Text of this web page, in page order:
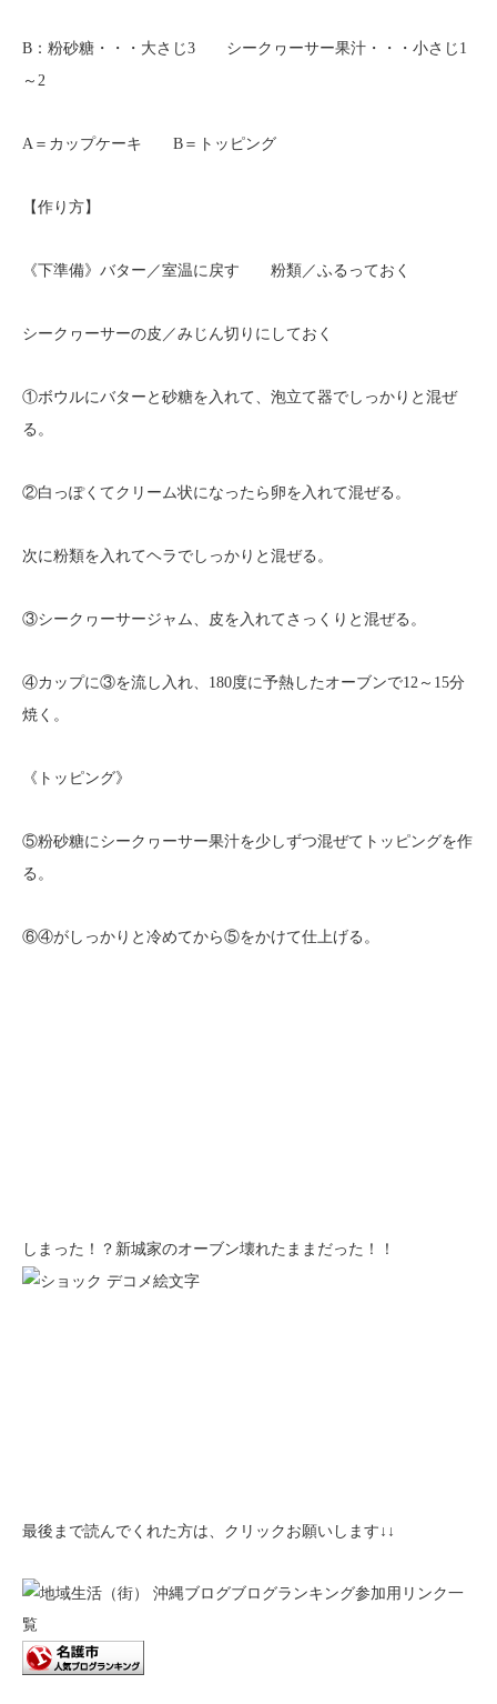
B：粉砂糖・・・大さじ3 シークヮーサー果汁・・・小さじ1
～2
A＝カップケーキ B＝トッピング
【作り方】
《下準備》バター／室温に戻す 粉類／ふるっておく
シークヮーサーの皮／みじん切りにしておく
①ボウルにバターと砂糖を入れて、泡立て器でしっかりと混ぜ
る。
②白っぽくてクリーム状になったら卵を入れて混ぜる。
次に粉類を入れてヘラでしっかりと混ぜる。
③シークヮーサージャム、皮を入れてさっくりと混ぜる。
④カップに③を流し入れ、180度に予熱したオーブンで12～15分
焼く。
《トッピング》
⑤粉砂糖にシークヮーサー果汁を少しずつ混ぜてトッピングを作
る。
⑥④がしっかりと冷めてから⑤をかけて仕上げる。
しまった！？新城家のオーブン壊れたままだった！！
最後まで読んでくれた方は、クリックお願いします↓↓